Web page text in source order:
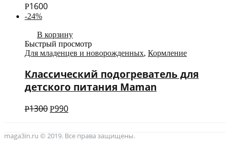
Р1600
-24%
В корзину
Быстрый просмотр
Для младенцев и новорожденных, Кормление
Классический подогреватель для
детского питания Maman
Р1300 Р990
maga3in.ru © 2019. Все права защищены.